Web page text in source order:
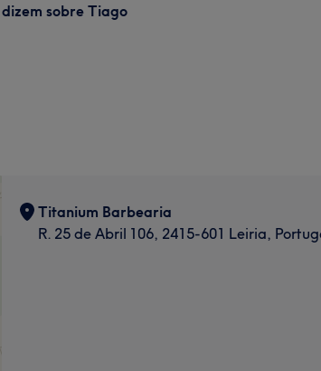
sobre Tiago
Titanium Barbearia
R. 25 de Abril 106, 2415-601 Leiria,